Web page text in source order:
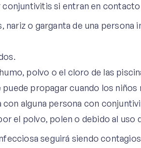
si entran en
nariz o garganta de una persona
polvo o el cloro de las
propagar cuando los niños
alguna persona con
el polvo, polen o debido al uso
seguirá siendo